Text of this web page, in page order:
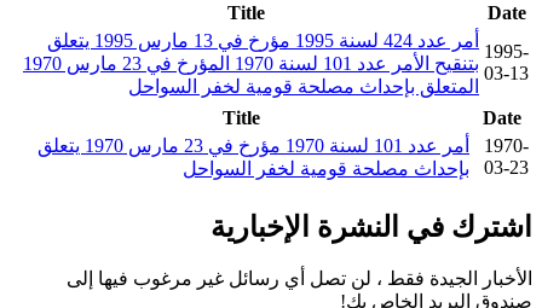
Date
Title
1995-
03-13
أمر عدد 424 لسنة 1995 مؤرخ في 13 مارس 1995 يتعلق
بتنقيح الأمر عدد 101 لسنة 1970 المؤرخ في 23 مارس 1970
المتعلق بإحداث مصلحة قومية لخفر السواحل
Date
Title
1970-
03-23
أمر عدد 101 لسنة 1970 مؤرخ في 23 مارس 1970 يتعلق
بإحداث مصلحة قومية لخفر السواحل
اشترك في النشرة الإخبارية
الأخبار الجيدة فقط ، لن تصل أي رسائل غير مرغوب فيها إلى
صندوق البريد الخاص بك!